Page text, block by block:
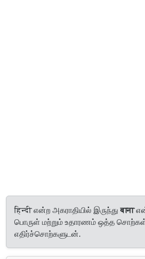
हिन्दी என்ற அகராதியில் இருந்துबाना
பொருள் மற்றும் உதாரணம் ஒத்த சொற்கள்
எதிர்ச்சொற்களுடன்.